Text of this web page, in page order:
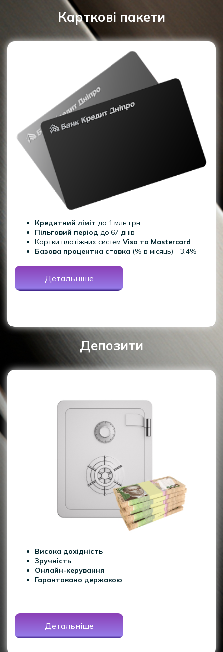
Карткові пакети
Кредитний ліміт до 1 млн грн
Пільговий період до 67 днів
Картки платіжних систем Visa та Mastercard
Базова процентна ставка (% в місяць) - 3.4%
Детальніше
Депозити
Висока дохідність
Зручність
Онлайн-керування
Гарантовано державою
Детальніше